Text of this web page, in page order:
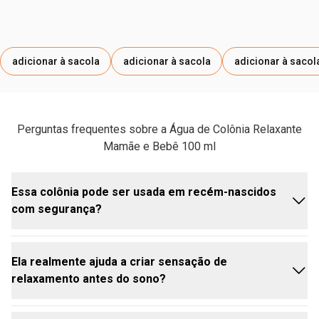
adicionar à sacola adicionar à sacola adicionar à
Perguntas frequentes sobre a Água de Colônia Relaxante
Mamãe e Bebê 100 ml
Essa colônia pode ser usada em recém-nascidos
com segurança?
Sim. A água de colônia relaxante bebê foi formulada
especialmente para a pele sensível dos pequenos,
Ela realmente ajuda a criar sensação de
relaxamento antes do sono?